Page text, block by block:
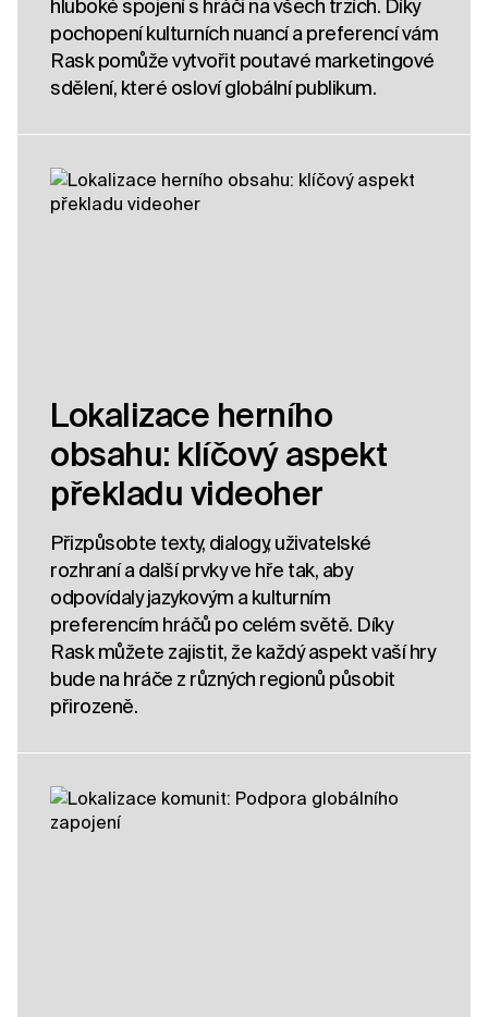
hluboké spojení s hráči na všech trzích. Díky
pochopení kulturních nuancí a preferencí vám
Rask pomůže vytvořit poutavé marketingové
sdělení, které osloví globální publikum.
Lokalizace herního
obsahu: klíčový aspekt
překladu videoher
Přizpůsobte texty, dialogy, uživatelské
rozhraní a další prvky ve hře tak, aby
odpovídaly jazykovým a kulturním
preferencím hráčů po celém světě. Díky
Rask můžete zajistit, že každý aspekt vaší hry
bude na hráče z různých regionů působit
přirozeně.